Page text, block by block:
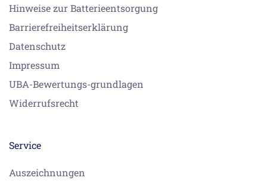
Hinweise zur Batterieentsorgung
Barrierefreiheitserklärung
Datenschutz
Impressum
UBA-Bewertungs-grundlagen
Widerrufsrecht
Service
Auszeichnungen